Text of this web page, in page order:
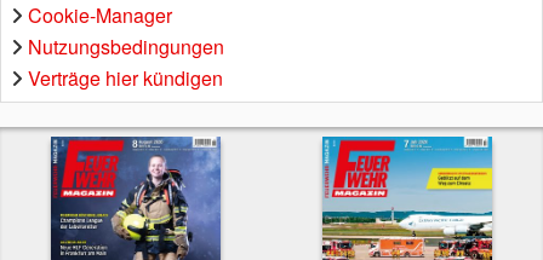
Cookie-Manager
Nutzungsbedingungen
Verträge hier kündigen